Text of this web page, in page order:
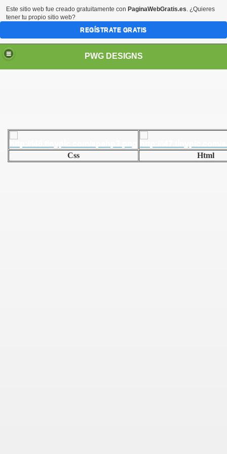
PWG DESIGNS
Css Html
Este sitio web fue creado gratuitamente con PaginaWebGratis.es. ¿Quieres
tener tu propio sitio web?
REGÍSTRATE GRATIS